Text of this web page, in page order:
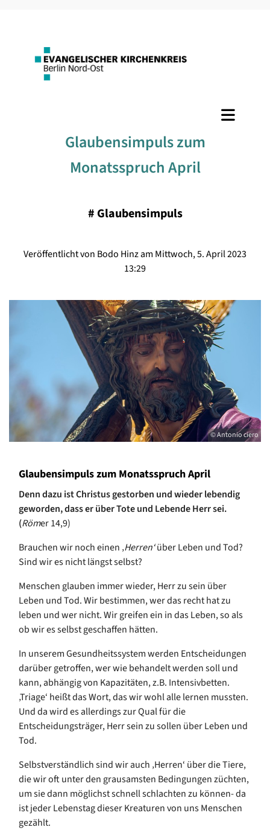
Glaubensimpuls zum
Monatsspruch April
# Glaubensimpuls
Veröffentlicht von Bodo Hinz am Mittwoch, 5. April 2023
13:29
© Antonio ciero
Glaubensimpuls zum Monatsspruch April
Denn dazu ist Christus gestorben und wieder lebendig
geworden, dass er über Tote und Lebende Herr sei.
(Römer14,9)
Brauchen wir noch einen ‚Herren‘über Leben und Tod?
Sind wir es nicht längst selbst?
Menschen glauben immer wieder, Herr zu sein über
Leben und Tod. Wirbestimmen, wer das rechthat zu
leben und wer nicht. Wirgreifenein in das Leben, so als
ob wiresselbstgeschaffen hätten.
In unserem Gesundheitssystemwerden Entscheidungen
darüber getroffen, wer wie behandelt werden soll und
kann, abhängig von Kapazitäten, z.B. Intensivbetten.
‚Triage‘ heißt das Wort, das wir wohl alle lernen mussten.
Und da wird esallerdingszur Qual für die
Entscheidungsträger, Herr sein zu sollen über Leben und
Tod.
Selbstverständlich sind wir auch ‚Herren‘ über die Tiere,
die wir oft unter den grausamsten Bedingungen züchten,
um sie dann möglichst schnell schlachten zu können- da
ist jeder Lebenstag dieser Kreaturen von uns Menschen
gezählt.